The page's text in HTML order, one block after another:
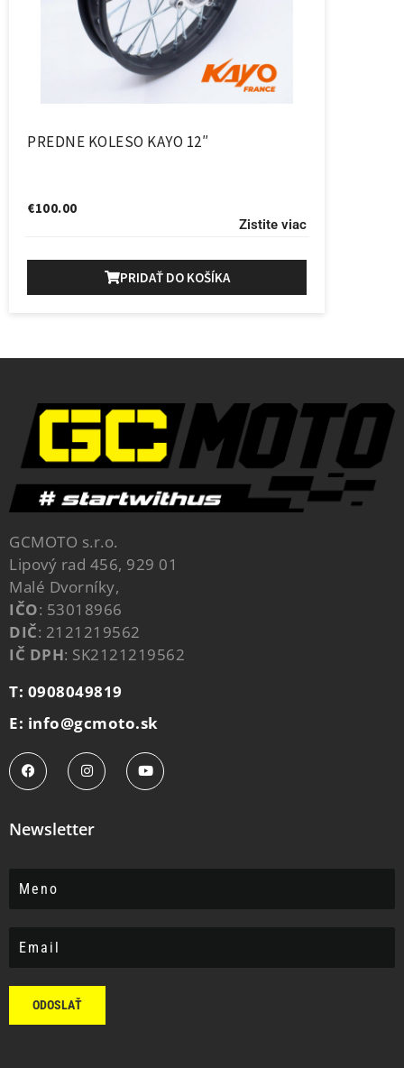
PREDNE KOLESO KAYO 12″
€100.00
Zistite viac
PRIDAŤ DO KOŠÍKA
GCMOTO s.r.o.
Lipový rad 456, 929 01
Malé Dvorníky,
IČO: 53018966
DIČ: 2121219562
IČ DPH: SK2121219562
T: 0908049819
E: info@gcmoto.sk
Newsletter
ODOSLAŤ